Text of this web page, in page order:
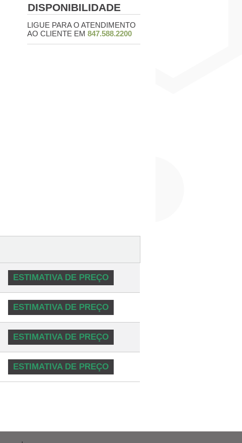
DISPONIBILIDADE
LIGUE PARA O ATENDIMENTO
AO CLIENTE EM 847.588.2200
ESTIMATIVA DE PREÇO
ESTIMATIVA DE PREÇO
ESTIMATIVA DE PREÇO
ESTIMATIVA DE PREÇO